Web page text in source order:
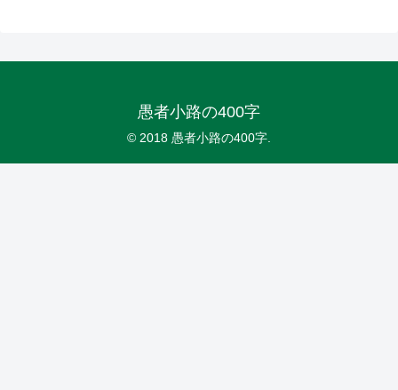
愚者小路の400字
© 2018 愚者小路の400字.